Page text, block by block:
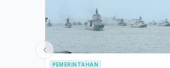
PEMERINTAHAN